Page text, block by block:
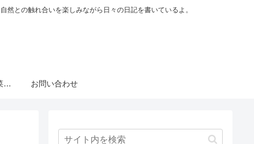
との触れ合いを楽しみながら日々の日記を書いているよ。
自家採種とは？家庭菜園で種をつなぐという選択 お問い合わせ